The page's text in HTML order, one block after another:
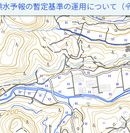
予報の暫定基準の運用について（